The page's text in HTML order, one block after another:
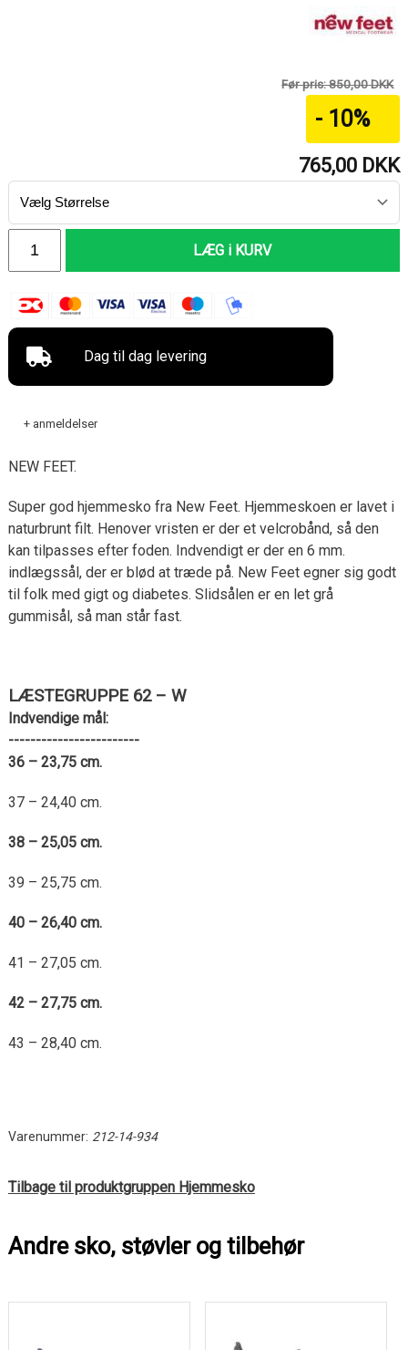
Før pris: 850,00 DKK
- 10%
765,00 DKK
LÆG i KURV
Dag til dag levering
+ anmeldelser
NEW FEET.
Super god hjemmesko fra New Feet. Hjemmeskoen er lavet i
naturbrunt filt. Henover vristen er der et velcrobånd, så den
kan tilpasses efter foden. Indvendigt er der en 6 mm.
indlægssål, der er blød at træde på. New Feet egner sig godt
til folk med gigt og diabetes. Slidsålen er en let grå
gummisål, så man står fast.
LÆSTEGRUPPE 62 – W
Indvendige mål:
------------------------
36 – 23,75 cm.
37 – 24,40 cm.
38 – 25,05 cm.
39 – 25,75 cm.
40 – 26,40 cm.
41 – 27,05 cm.
42 – 27,75 cm.
43 – 28,40 cm.
Varenummer: 212-14-934
Tilbage til produktgruppen Hjemmesko
Andre sko, støvler og tilbehør